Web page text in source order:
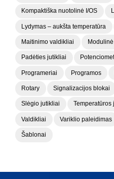
Kompaktiška nuotolinė I/OS
Lydymas – aukšta temperatūra
Maitinimo valdikliai
Padėties jutikliai
Programeriai Programos
Rotary Signalizacijos blokai
Slėgio jutikliai Temperatūros
Valdikliai Variklio paleidimas
Šablonai